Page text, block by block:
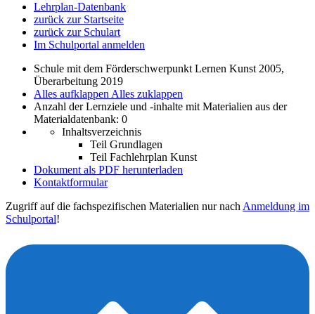
Lehrplan-Datenbank
zurück zur Startseite
zurück zur Schulart
Im Schulportal anmelden
Schule mit dem Förderschwerpunkt Lernen Kunst 2005,
Überarbeitung 2019
Alles aufklappen Alles zuklappen
Anzahl der Lernziele und -inhalte mit Materialien aus der
Materialdatenbank: 0
Inhaltsverzeichnis
Teil Grundlagen
Teil Fachlehrplan Kunst
Dokument als PDF herunterladen
Kontaktformular
Zugriff auf die fachspezifischen Materialien nur nach Anmeldung im
Schulportal!